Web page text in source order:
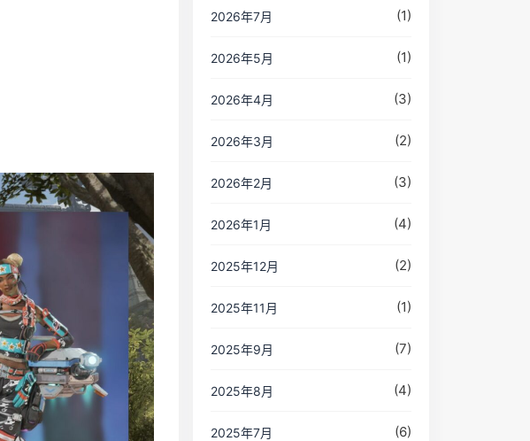
2026年7月 (1)
2026年5月 (1)
2026年4月 (3)
2026年3月 (2)
2026年2月 (3)
2026年1月 (4)
2025年12月 (2)
2025年11月 (1)
2025年9月 (7)
2025年8月 (4)
2025年7月 (6)